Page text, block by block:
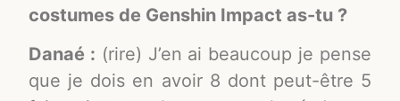
costumes de Genshin Impact as-tu ?
Danaé : (rire) J’en ai beaucoup je pense
que je dois en avoir 8 dont peut-être 5